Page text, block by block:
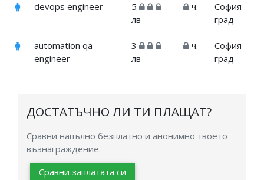
devops engineer
5
лв
ч.
София-
град
automation qa
engineer
3
лв
ч.
София-
град
ДОСТАТЪЧНО ЛИ ТИ ПЛАЩАТ?
Сравни напълно безплатно и анонимно твоето
възнаграждение.
Сравни заплатата си